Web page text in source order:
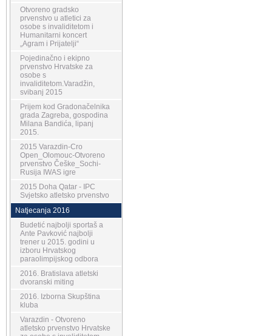
Otvoreno gradsko
prvenstvo u atletici za
osobe s invaliditetom i
Humanitarni koncert
„Agram i Prijatelji“
Pojedinačno i ekipno
prvenstvo Hrvatske za
osobe s
invaliditetom.Varadžin,
svibanj 2015
Prijem kod Gradonačelnika
grada Zagreba, gospodina
Milana Bandića, lipanj
2015.
2015 Varazdin-Cro
Open_Olomouc-Otvoreno
prvenstvo Češke_Sochi-
Rusija IWAS igre
2015 Doha Qatar - IPC
Svjetsko atletsko prvenstvo
Natjecanja 2016
Budetić najbolji sportaš a
Ante Pavković najbolji
trener u 2015. godini u
izboru Hrvatskog
paraolimpijskog odbora
2016. Bratislava atletski
dvoranski miting
2016. Izborna Skupština
kluba
Varazdin - Otvoreno
atletsko prvenstvo Hrvatske